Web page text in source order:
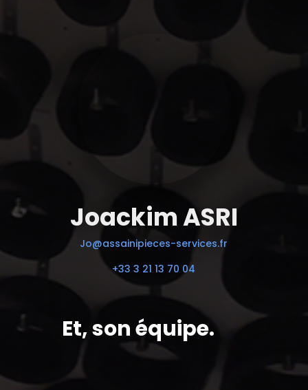
Joackim ASRI
Jo@assainipieces-services.fr
+33 3 21 13 70 04
Et, son équipe.